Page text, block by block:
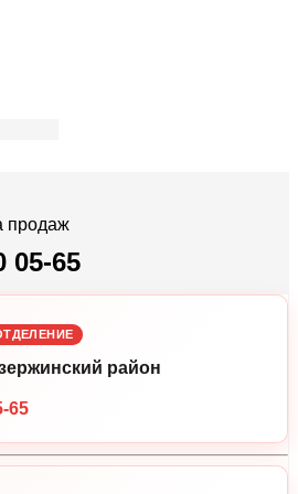
продаж
05-65
район
65